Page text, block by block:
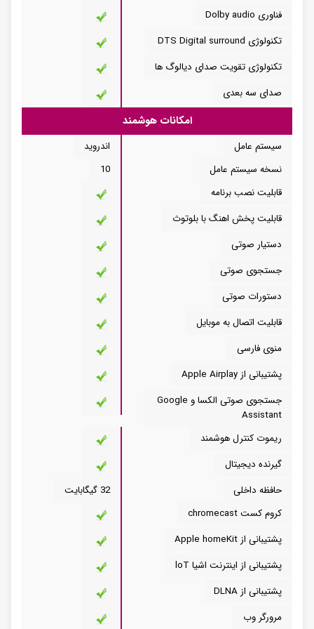
فناوری Dolby audio
تکنولوژی DTS Digital surround
تکنولوژی تقویت صدای دیالوگ ها
صدای سه بعدی
امکانات هوشمند
سیستم عامل
اندروید
نسخه سیستم عامل
10
قابلیت نصب برنامه
قابلیت پخش اهنگ با بلوتوث
دستیار صوتی
جستجوی صوتی
دستورات صوتی
قابلیت اتصال به موبایل
منوی فارسی
پشتیبانی از Apple Airplay
جستجوی صوتی الکسا و Google
Assistant
ریموت کنترل هوشمند
گیرنده دیجیتال
حافظه داخلی
32 گیگابایت
کروم کست chromecast
پشتیبانی از Apple homeKit
پشتیبانی از اینترنت اشیا loT
پشتیبانی از DLNA
مرورگر وب